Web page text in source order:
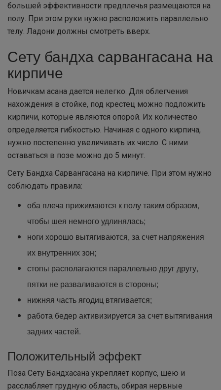
большей эффективности предплечья размещаются на
полу. При этом руки нужно расположить параллельно
телу. Ладони должны смотреть вверх.
Сету бандха сарвангасана на
кирпиче
Новичкам асана дается нелегко. Для облегчения
нахождения в стойке, под крестец можно подложить
кирпичи, которые являются опорой. Их количество
определяется гибкостью. Начиная с одного кирпича,
нужно постепенно увеличивать их число. С ними
оставаться в позе можно до 5 минут.
Сету Бандха Сарвангасана на кирпиче. При этом нужно
соблюдать правила:
оба плеча прижимаются к полу таким образом,
чтобы шея немного удлинялась;
ноги хорошо вытягиваются, за счет напряжения
их внутренних зон;
стопы располагаются параллельно друг другу,
пятки не разваливаются в стороны;
нижняя часть ягодиц втягивается;
работа бедер активизируется за счет вытягивания
задних частей.
Положительный эффект
Поза Сету Бандхасана укрепляет корпус, шею и
расслабляет грудную область, обирая нервные